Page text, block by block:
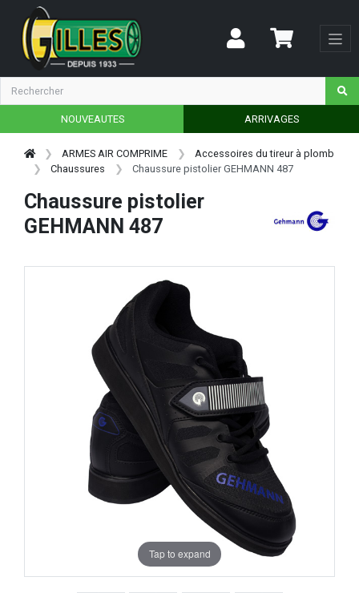
NOUVEAUTES ARRIVAGES
ARMES AIR COMPRIME
Accessoires du tireur à plomb
Chaussures
Chaussure pistolier GEHMANN 487
Chaussure pistolier
GEHMANN 487
Tap to expand